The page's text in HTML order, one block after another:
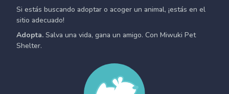
Si estás buscando adoptar o acoger un animal, ¡estás en el
sitio adecuado!
Adopta. Salva una vida, gana un amigo. Con Miwuki Pet
Shelter.